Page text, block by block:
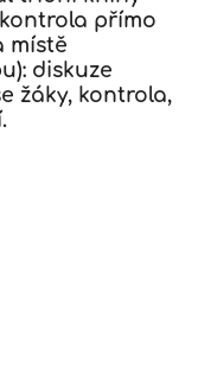
přímo
místě
diskuze
žáky, kontrola,